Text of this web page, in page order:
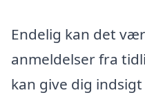
Endelig kan det
anmeldelser fra
kan give dig